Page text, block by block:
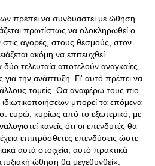
πρέπει να συνδυαστεί με ώθηση
πρωτίστως να ολοκληρωθεί ο
αγορές, στους θεσμούς, στον
ακόμη να επιτευχθεί
τελευταία αποτελούν αναγκαίες,
για την ανάπτυξη. Γι' αυτό πρέπει να
τομείς. Θα αναφέρω τους πιο
μπορεί τα επόμενα
ευρώ, κυρίως από το εξωτερικό, με
κανείς ότι οι επενδυτές θα
επιπρόσθετες επενδύσεις ώστε
αυτά στοιχεία, αυτό πρακτικά
ώθηση θα μεγεθυνθεί».